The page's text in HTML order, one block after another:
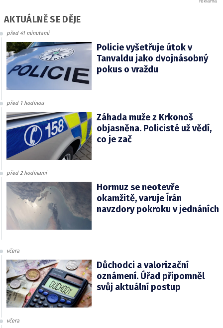
AKTUÁLNĚ SE DĚJE
před 41 minutami
Policie vyšetřuje útok v
Tanvaldu jako dvojnásobný
pokus o vraždu
před 1 hodinou
Záhada muže z Krkonoš
objasněna. Policisté už vědí,
co je zač
před 2 hodinami
Hormuz se neotevře
okamžitě, varuje Írán
navzdory pokroku v jednáních
včera
Důchodci a valorizační
oznámení. Úřad připomněl
svůj aktuální postup
včera